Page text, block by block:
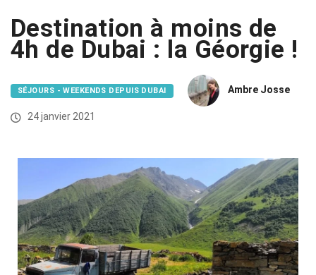
Destination à moins de
4h de Dubai : la Géorgie !
SÉJOURS - WEEKENDS DEPUIS DUBAI Ambre Josse
24 janvier 2021